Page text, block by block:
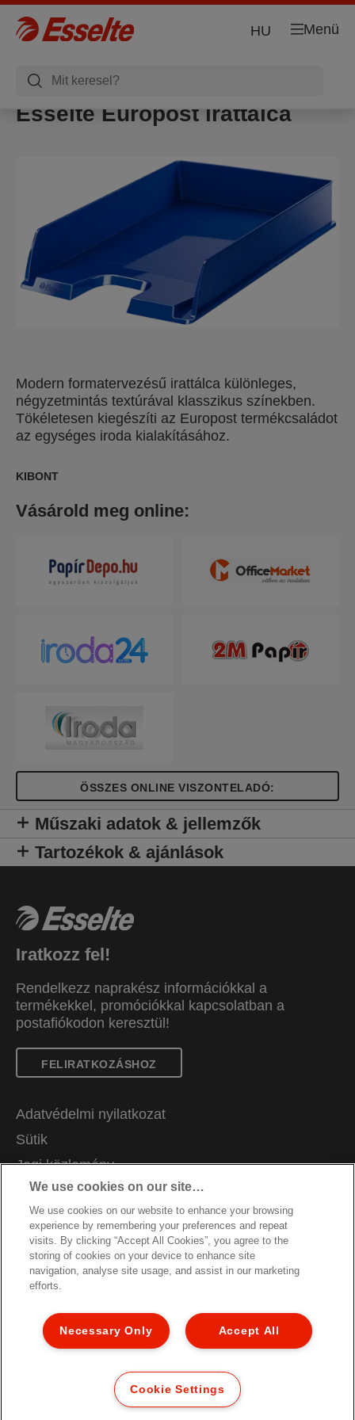
Menü
HU
Esselte Europost irattálca
Modern formatervezésű irattálca különleges,
négyzetmintás textúrával klasszikus színekben.
Tökéletesen kiegészíti az Europost termékcsaládot
az egységes iroda kialakításához.
KIBONT
Vásárold meg online:
ÖSSZES ONLINE VISZONTELADÓ:
Műszaki adatok & jellemzők
Tartozékok & ajánlások
Iratkozz fel!
Rendelkezz naprakész információkkal a
termékekkel, promóciókkal kapcsolatban a
postafiókodon keresztül!
FELIRATKOZÁSHOZ
Adatvédelmi nyilatkozat
Sütik
Jogi közlemény
Impresszum
Adataim kezelése
Álláslehetőségek
Csomagolás újrahasznosítási útmutató
Jótállási feltételek
Megfelelőségi nyilatkozatok
Oldaltérkép
© 2026 ACCO Brands. All Rights Reserved.
We use cookies on our site…
We use cookies on our website to enhance your browsing
experience by remembering your preferences and repeat
visits. By clicking “Accept All Cookies”, you agree to the
storing of cookies on your device to enhance site
navigation, analyse site usage, and assist in our marketing
efforts.
Accept All
Necessary Only
Cookie Settings